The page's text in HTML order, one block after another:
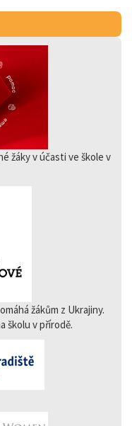
žáky v účasti ve škole v
žákům z Ukrajiny.
školu v přírodě.